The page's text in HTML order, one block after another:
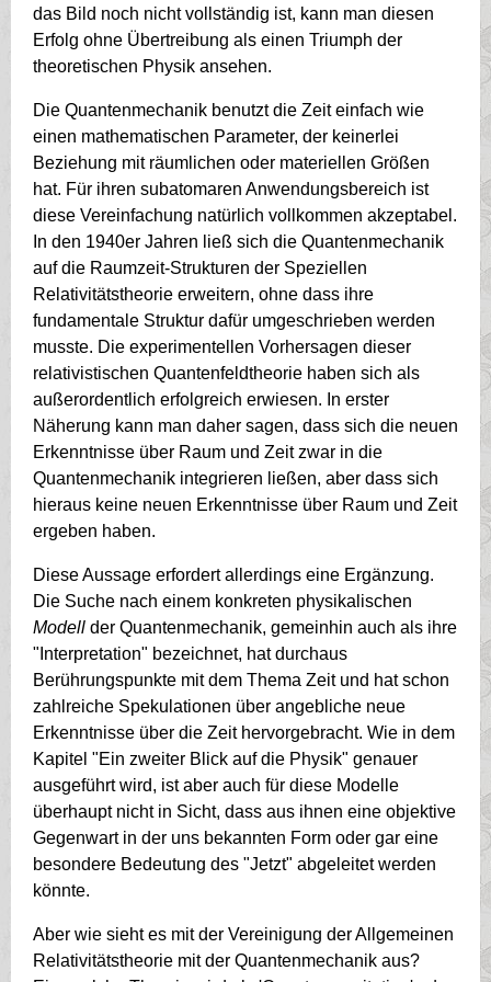
das Bild noch nicht vollständig ist, kann man diesen
Erfolg ohne Übertreibung als einen Triumph der
theoretischen Physik ansehen.
Die Quantenmechanik benutzt die Zeit einfach wie
einen mathematischen Parameter, der keinerlei
Beziehung mit räumlichen oder materiellen Größen
hat. Für ihren subatomaren Anwendungsbereich ist
diese Vereinfachung natürlich vollkommen akzeptabel.
In den 1940er Jahren ließ sich die Quantenmechanik
auf die Raumzeit-Strukturen der Speziellen
Relativitätstheorie erweitern, ohne dass ihre
fundamentale Struktur dafür umgeschrieben werden
musste. Die experimentellen Vorhersagen dieser
relativistischen Quantenfeldtheorie haben sich als
außerordentlich erfolgreich erwiesen. In erster
Näherung kann man daher sagen, dass sich die neuen
Erkenntnisse über Raum und Zeit zwar in die
Quantenmechanik integrieren ließen, aber dass sich
hieraus keine neuen Erkenntnisse über Raum und Zeit
ergeben haben.
Diese Aussage erfordert allerdings eine Ergänzung.
Die Suche nach einem konkreten physikalischen
Modell der Quantenmechanik, gemeinhin auch als ihre
"Interpretation" bezeichnet, hat durchaus
Berührungspunkte mit dem Thema Zeit und hat schon
zahlreiche Spekulationen über angebliche neue
Erkenntnisse über die Zeit hervorgebracht. Wie in dem
Kapitel "Ein zweiter Blick auf die Physik" genauer
ausgeführt wird, ist aber auch für diese Modelle
überhaupt nicht in Sicht, dass aus ihnen eine objektive
Gegenwart in der uns bekannten Form oder gar eine
besondere Bedeutung des "Jetzt" abgeleitet werden
könnte.
Aber wie sieht es mit der Vereinigung der Allgemeinen
Relativitätstheorie mit der Quantenmechanik aus?